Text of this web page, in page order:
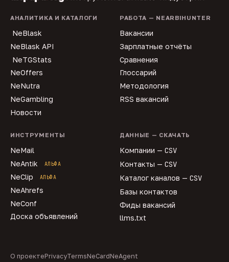
АНАЛИТИКА И КАТАЛОГИ
NeBlask
NeBlask API
NeTGStats
NeOffers
NeNutra
NeGambling
Новости
РАБОТА — NEARBIHUNTER
Вакансии
Зарплатные отчёты
Сравнения
Глоссарий
Методология
RSS вакансий
ИНСТРУМЕНТЫ
NeMail
NeAntik
АЛЬФА
NeClip АЛЬФА
NeAhrefs
NeConf
Доска объявлений
ДАННЫЕ — СКАЧАТЬ
Компании — CSV
Контакты — CSV
Каталог каналов — CSV
Базы контактов
Фиды вакансий
llms.txt
О проектеPrivacyTermsNeCardNeAgent